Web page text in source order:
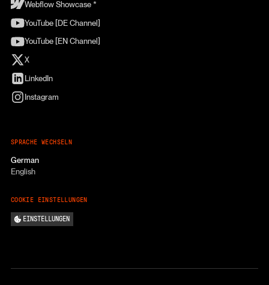
Webflow Showcase *
YouTube [DE Channel]
YouTube [EN Channel]
X
LinkedIn
Instagram
SPRACHE WECHSELN
German
English
COOKIE EINSTELLUNGEN
EINSTELLUNGEN